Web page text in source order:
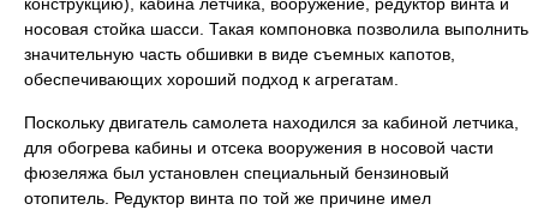
носовая стойка шасси. Такая компоновка позволила выполнить
значительную часть обшивки в виде съемных капотов,
обеспечивающих хороший подход к агрегатам.
Поскольку двигатель самолета находился за кабиной летчика,
для обогрева кабины и отсека вооружения в носовой части
фюзеляжа был установлен специальный бензиновый
отопитель. Редуктор винта по той же причине имел